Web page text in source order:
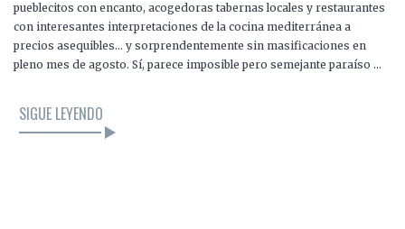
pueblecitos con encanto, acogedoras tabernas locales y restaurantes
con interesantes interpretaciones de la cocina mediterránea a
precios asequibles… y sorprendentemente sin masificaciones en
pleno mes de agosto. Sí, parece imposible pero semejante paraíso …
SIGUE LEYENDO